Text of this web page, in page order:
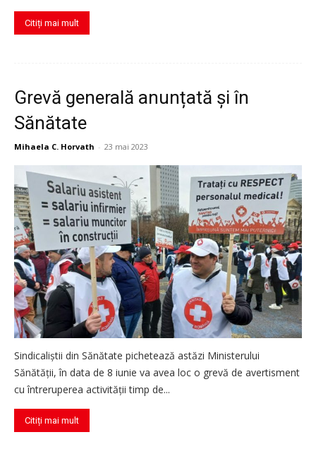
Citiți mai mult
Grevă generală anunțată și în
Sănătate
Mihaela C. Horvath - 23 mai 2023
Sindicaliştii din Sănătate pichetează astăzi Ministerului
Sănătăţii, în data de 8 iunie va avea loc o grevă de avertisment
cu întreruperea activităţii timp de...
Citiți mai mult